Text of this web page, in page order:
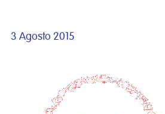
3 Agosto 2015